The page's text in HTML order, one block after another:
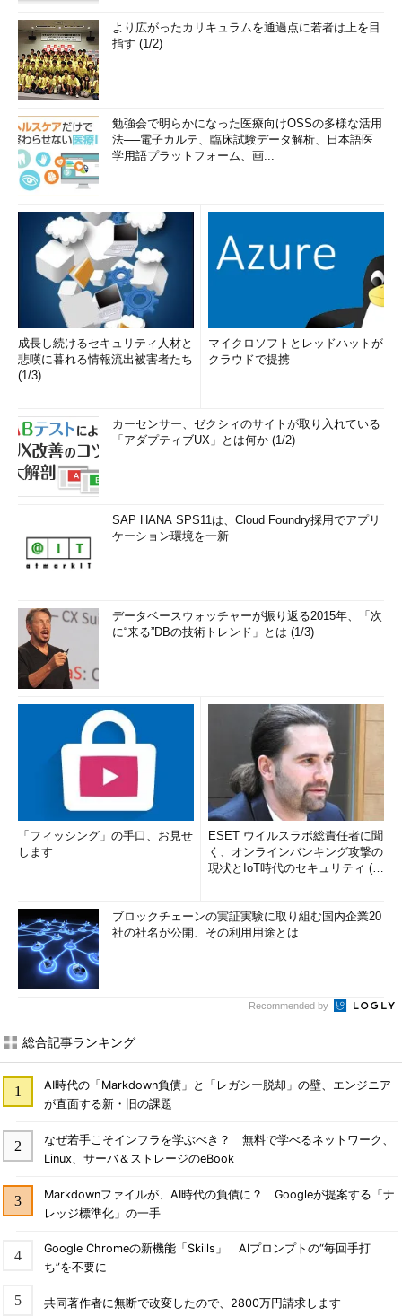
より広がったカリキュラムを通過点に若者は上を目
指す (1/2)
勉強会で明らかになった医療向けOSSの多様な活用
法──電子カルテ、臨床試験データ解析、日本語医
学用語プラットフォーム、画...
成長し続けるセキュリティ人材と
悲嘆に暮れる情報流出被害者たち
(1/3)
マイクロソフトとレッドハットが
クラウドで提携
カーセンサー、ゼクシィのサイトが取り入れている
「アダプティブUX」とは何か (1/2)
SAP HANA SPS11は、Cloud Foundry採用でアプリ
ケーション環境を一新
データベースウォッチャーが振り返る2015年、「次
に“来る”DBの技術トレンド」とは (1/3)
「フィッシング」の手口、お見せ
します
ESET ウイルスラボ総責任者に聞
く、オンラインバンキング攻撃の
現状とIoT時代のセキュリティ (1/
ブロックチェーンの実証実験に取り組む国内企業20
社の社名が公開、その利用用途とは
Recommended by
総合記事ランキング
AI時代の「Markdown負債」と「レガシー脱却」の壁、エンジニア
が直面する新・旧の課題
なぜ若手こそインフラを学ぶべき？ 無料で学べるネットワーク、
Linux、サーバ＆ストレージのeBook
Markdownファイルが、AI時代の負債に？ Googleが提案する「ナ
レッジ標準化」の一手
Google Chromeの新機能「Skills」 AIプロンプトの“毎回手打
ち”を不要に
共同著作者に無断で改変したので、2800万円請求します